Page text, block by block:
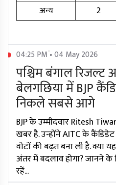
अन्य
2
04:25 PM • 04 May 2026
पश्चिम बंगाल रिजल्ट
बेलगछिया में BJP
निकले सबसे आगे
BJP के उम्मीदवार Ritesh
खबर है. उन्होंने AITC के
वोटों की बढ़त बना ली है. क्या
अंतर में बदलाव होगा? जानने
रहें...